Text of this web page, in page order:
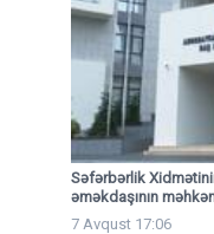
Səfərbərlik
əməkdaşının
7 Avqust 17:06